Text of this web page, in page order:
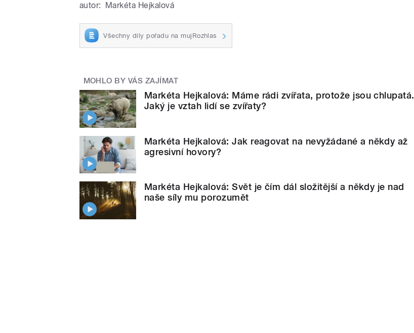
autor: Markéta Hejkalová
Všechny díly pořadu na mujRozhlas
MOHLO BY VÁS ZAJÍMAT
Markéta Hejkalová: Máme rádi zvířata, protože jsou chlupatá.
Jaký je vztah lidí se zvířaty?
Markéta Hejkalová: Jak reagovat na nevyžádané a někdy až
agresivní hovory?
Markéta Hejkalová: Svět je čím dál složitější a někdy je nad
naše síly mu porozumět